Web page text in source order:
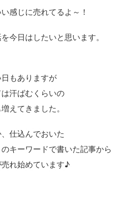
感じに売れてるよ～！
今日はしたいと思います。
もありますが
汗ばむくらいの
えてきました。
仕込んでおいた
のキーワードで書いた記事から
れ始めています♪